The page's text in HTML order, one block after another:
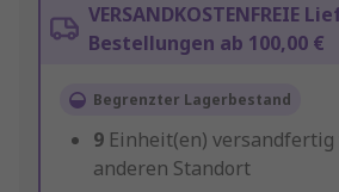
VERSANDKOSTENFREIE
Bestellungen ab 100,00 €
Begrenzter Lagerbestand
9 Einheit(en) versandfertig
anderen Standort